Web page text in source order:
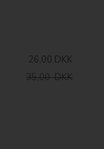
26,00 DKK
35,00 DKK